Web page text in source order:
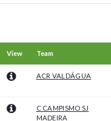
View Team
ACR VALDÁGUA
C CAMPISMO SJ
MADEIRA